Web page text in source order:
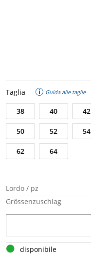
Taglia Guida alle taglie
38 40 42
50 52 54
62 64
Lordo / pz
Grössenzuschlag
disponibile